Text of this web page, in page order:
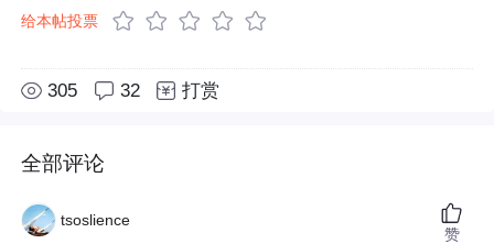
给本帖投票
305 32 打赏
全部评论
tsoslience
赞